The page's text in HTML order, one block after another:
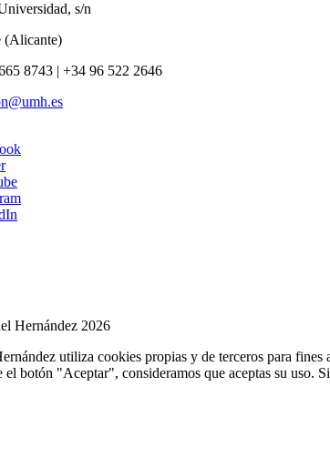
s/n
(Alicante)
8743 | +34 96 522 2646
Hernández 2026
utiliza cookies propias y de terceros para fines
el botón "Aceptar", consideramos que aceptas su uso.